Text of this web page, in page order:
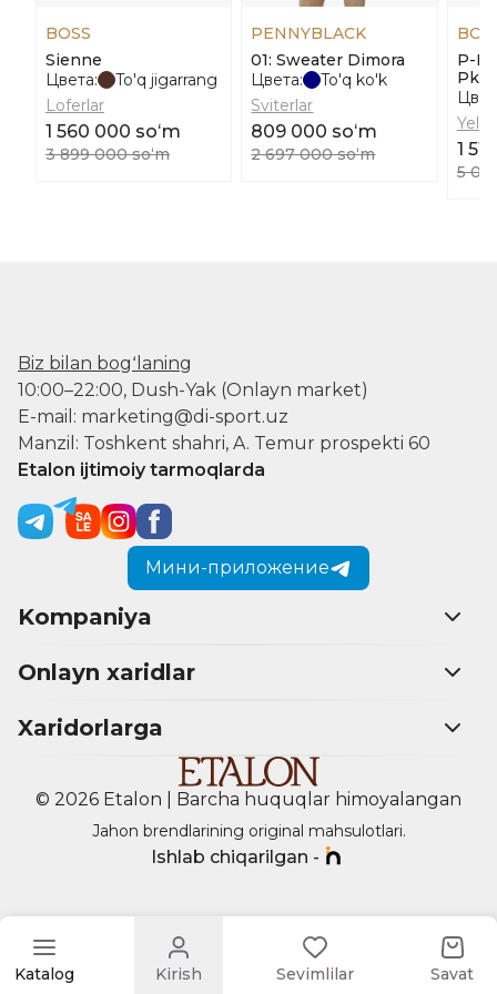
BOSS
Sienne
Цвета:
To'q jigarrang
Loferlar
1 560 000 soʻm
3 899 000 soʻm
PENNYBLACK
01: Sweater Dimora
Цвета:
To'q ko'k
Sviterlar
809 000 soʻm
2 697 000 soʻm
P-
1
5
Biz bilan bogʻlaning
10:00–22:00, Dush-Yak (Onlayn market)
E-mail: marketing@di-sport.uz
Manzil: Toshkent shahri, A. Temur prospekti 60
Etalon ijtimoiy tarmoqlarda
Мини-приложение
Kompaniya
Onlayn xaridlar
Xaridorlarga
© 2026 Etalon | Barcha huquqlar himoyalangan
Jahon brendlarining original mahsulotlari.
Ishlab chiqarilgan -
Katalog Kirish Sevimlilar Savat